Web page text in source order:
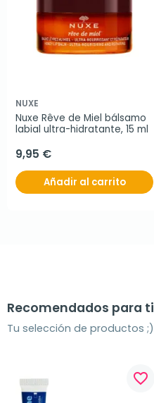
NUXE
Nuxe Rêve de Miel bálsamo
labial ultra-hidratante, 15 ml
9,95 €
Añadir al carrito
Recomendados para ti
Tu selección de productos ;)
favorite_border